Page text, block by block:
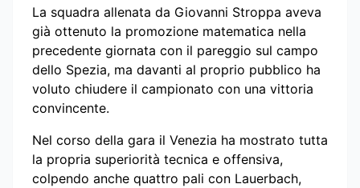
La squadra allenata da Giovanni Stroppa aveva
già ottenuto la promozione matematica nella
precedente giornata con il pareggio sul campo
dello Spezia, ma davanti al proprio pubblico ha
voluto chiudere il campionato con una vittoria
convincente.
Nel corso della gara il Venezia ha mostrato tutta
la propria superiorità tecnica e offensiva,
colpendo anche quattro pali con Lauerbach,